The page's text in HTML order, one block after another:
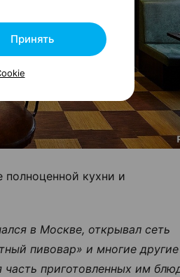
кухни и
в Москве, открывал сеть
пивовар» и многие другие
приготовленных им
Принять